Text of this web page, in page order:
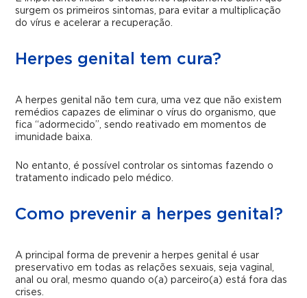
surgem os primeiros sintomas, para evitar a multiplicação
do vírus e acelerar a recuperação.
Herpes genital tem cura?
A herpes genital não tem cura, uma vez que não existem
remédios capazes de eliminar o vírus do organismo, que
fica “adormecido”, sendo reativado em momentos de
imunidade baixa.
No entanto, é possível controlar os sintomas fazendo o
tratamento indicado pelo médico.
Como prevenir a herpes genital?
A principal forma de prevenir a herpes genital é usar
preservativo em todas as relações sexuais, seja vaginal,
anal ou oral, mesmo quando o(a) parceiro(a) está fora das
crises.